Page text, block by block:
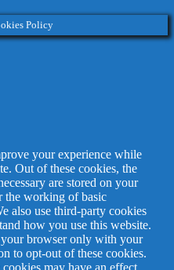
Policy
your experience while
Out of these cookies, the
are stored on your
the working of basic
also use third-party cookies
how you use this website.
browser only with your
to opt-out of these cookies.
may have an effect